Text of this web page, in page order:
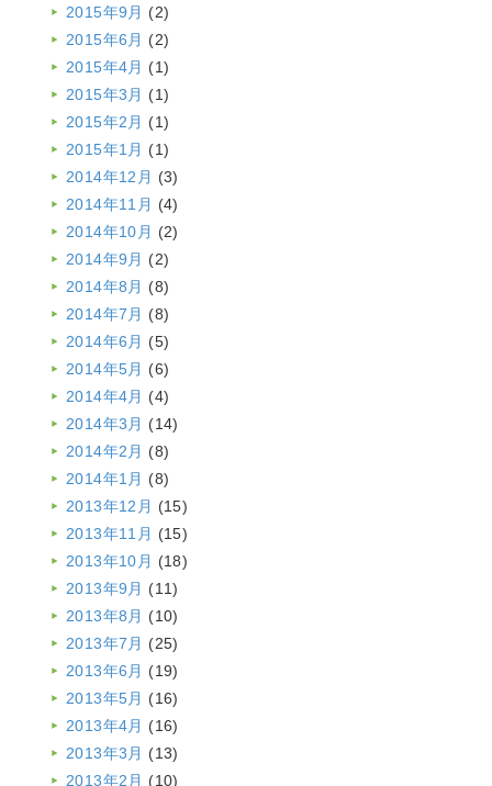
2015年9月 (2)
2015年6月 (2)
2015年4月 (1)
2015年3月 (1)
2015年2月 (1)
2015年1月 (1)
2014年12月 (3)
2014年11月 (4)
2014年10月 (2)
2014年9月 (2)
2014年8月 (8)
2014年7月 (8)
2014年6月 (5)
2014年5月 (6)
2014年4月 (4)
2014年3月 (14)
2014年2月 (8)
2014年1月 (8)
2013年12月 (15)
2013年11月 (15)
2013年10月 (18)
2013年9月 (11)
2013年8月 (10)
2013年7月 (25)
2013年6月 (19)
2013年5月 (16)
2013年4月 (16)
2013年3月 (13)
2013年2月 (10)